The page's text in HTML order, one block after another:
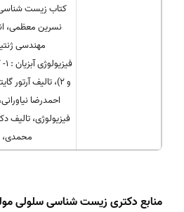
کتاب زیست شناسی
نسرین معظمی،
مهندسی
و ۲)، تالیف
فیزیولوژی، تالیف
محمدی،
منابع دکتری زیست شناسی سلولی